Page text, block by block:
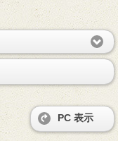
PC 表示